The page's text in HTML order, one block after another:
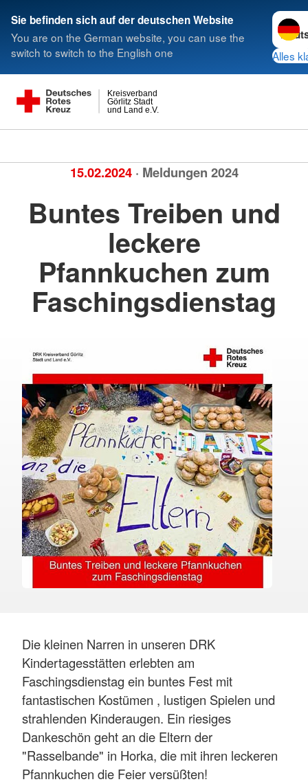
Sie befinden sich auf der deutschen Website
You are on the German website, you can use the
switch to switch to the English one
Alles
und Land e.V.
Görlitz Stadt
Kreisverband
15.02.2024 · Meldungen 2024
Buntes Treiben und
leckere
Pfannkuchen zum
Faschingsdienstag
Die kleinen Narren in unseren DRK
Kindertagesstätten erlebten am
Faschingsdienstag ein buntes Fest mit
fantastischen Kostümen , lustigen Spielen und
strahlenden Kinderaugen. Ein riesiges
Dankeschön geht an die Eltern der
"Rasselbande" in Horka, die mit ihren leckeren
Pfannkuchen die Feier versüßten!